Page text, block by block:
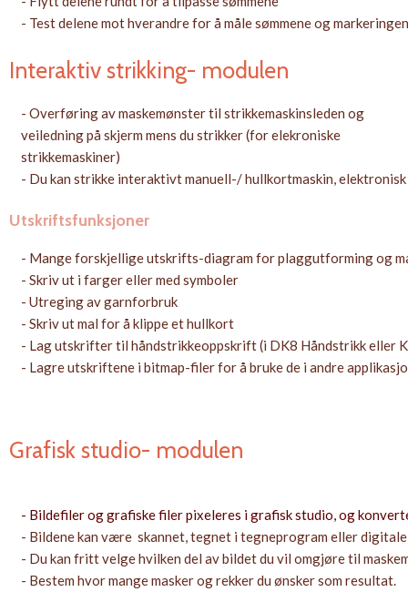
- Test delene mot hverandre for å måle sømmene og
Interaktiv strikking- modulen
- Overføring av maskemønster til strikkemaskinsleden og
veiledning på skjerm mens du strikker (for elekroniske
strikkemaskiner)
- Du kan strikke interaktivt manuell-/ hullkortmaskin,
Utskriftsfunksjoner
- Mange forskjellige utskrifts-diagram for plaggutforming og
- Skriv ut i farger eller med symboler
- Utreging av garnforbruk
- Skriv ut mal for å klippe et hullkort
- Lag utskrifter til håndstrikkeoppskrift (i DK8 Håndstrikk eller
- Lagre utskriftene i bitmap-filer for å bruke de i andre
Grafisk studio- modulen
- Bildefiler og grafiske filer pixeleres i grafisk studio, og
- Bildene kan være skannet, tegnet i tegneprogram eller
- Du kan fritt velge hvilken del av bildet du vil omgjøre til
- Bestem hvor mange masker og rekker du ønsker som resultat.